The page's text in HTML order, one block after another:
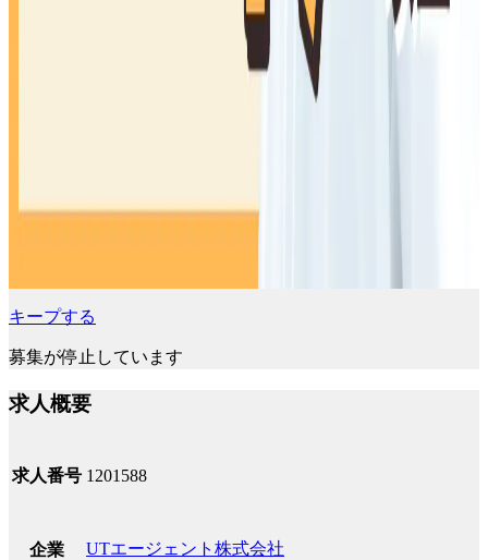
キープする
募集が停止しています
求人概要
求人番号 1201588
企業 UTエージェント株式会社